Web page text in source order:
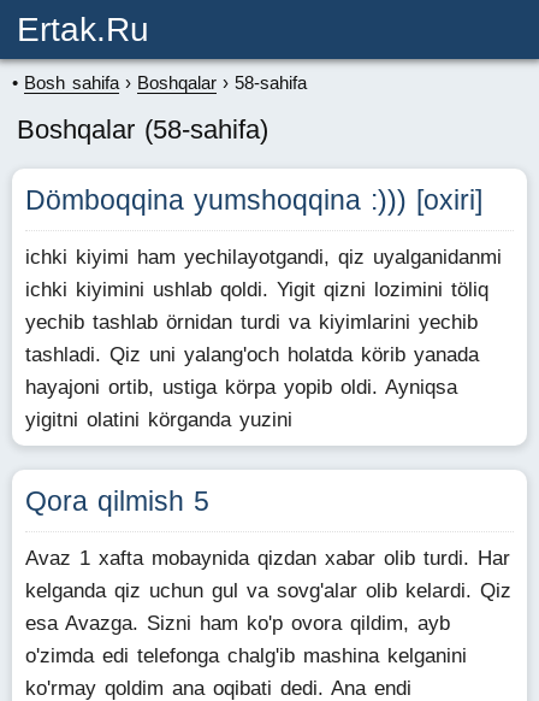
Ertak.ru
Bosh sahifa Boshqalar 58-sahifa
Boshqalar (58-sahifa)
Dömboqqina yumshoqqina :))) [oxiri]
ichki kiyimi ham yechilayotgandi, qiz uyalganidanmi
ichki kiyimini ushlab qoldi. Yigit qizni lozimini töliq
yechib tashlab örnidan turdi va kiyimlarini yechib
tashladi. Qiz uni yalang'och holatda körib yanada
hayajoni ortib, ustiga körpa yopib oldi. Ayniqsa
yigitni olatini körganda yuzini
Qora qilmish 5
Avaz 1 xafta mobaynida qizdan xabar olib turdi. Har
kelganda qiz uchun gul va sovg'alar olib kelardi. Qiz
esa Avazga. Sizni ham ko'p ovora qildim, ayb
o'zimda edi telefonga chalg'ib mashina kelganini
ko'rmay qoldim ana oqibati dedi. Ana endi